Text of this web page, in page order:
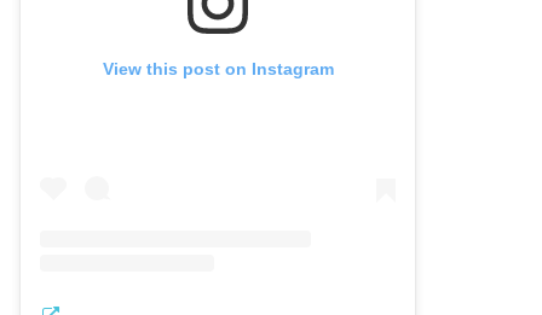
View this post on Instagram